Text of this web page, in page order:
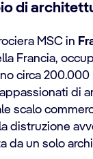
di
MSC in
Francia,
circa
di
scalo
distruzione
da un solo